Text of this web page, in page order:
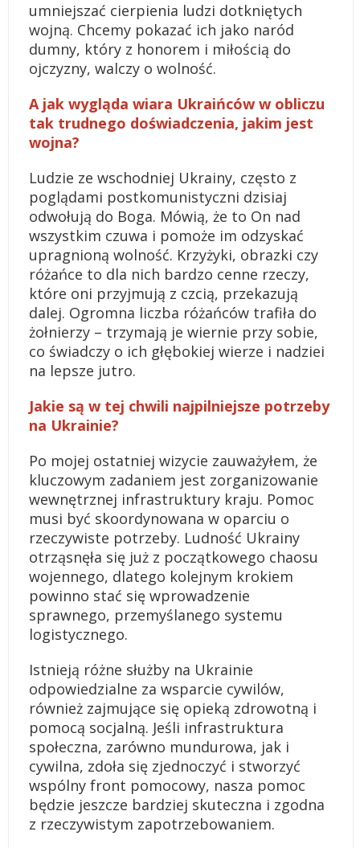
umniejszać cierpienia ludzi dotkniętych
wojną. Chcemy pokazać ich jako naród
dumny, który z honorem i miłością do
ojczyzny, walczy o wolność.
A jak wygląda wiara Ukraińców w obliczu
tak trudnego doświadczenia, jakim jest
wojna?
Ludzie ze wschodniej Ukrainy, często z
poglądami postkomunistyczni dzisiaj
odwołują do Boga. Mówią, że to On nad
wszystkim czuwa i pomoże im odzyskać
upragnioną wolność. Krzyżyki, obrazki czy
różańce to dla nich bardzo cenne rzeczy,
które oni przyjmują z czcią, przekazują
dalej. Ogromna liczba różańców trafiła do
żołnierzy – trzymają je wiernie przy sobie,
co świadczy o ich głębokiej wierze i nadziei
na lepsze jutro.
Jakie są w tej chwili najpilniejsze potrzeby
na Ukrainie?
Po mojej ostatniej wizycie zauważyłem, że
kluczowym zadaniem jest zorganizowanie
wewnętrznej infrastruktury kraju. Pomoc
musi być skoordynowana w oparciu o
rzeczywiste potrzeby. Ludność Ukrainy
otrząsnęła się już z początkowego chaosu
wojennego, dlatego kolejnym krokiem
powinno stać się wprowadzenie
sprawnego, przemyślanego systemu
logistycznego.
Istnieją różne służby na Ukrainie
odpowiedzialne za wsparcie cywilów,
również zajmujące się opieką zdrowotną i
pomocą socjalną. Jeśli infrastruktura
społeczna, zarówno mundurowa, jak i
cywilna, zdoła się zjednoczyć i stworzyć
wspólny front pomocowy, nasza pomoc
będzie jeszcze bardziej skuteczna i zgodna
z rzeczywistym zapotrzebowaniem.